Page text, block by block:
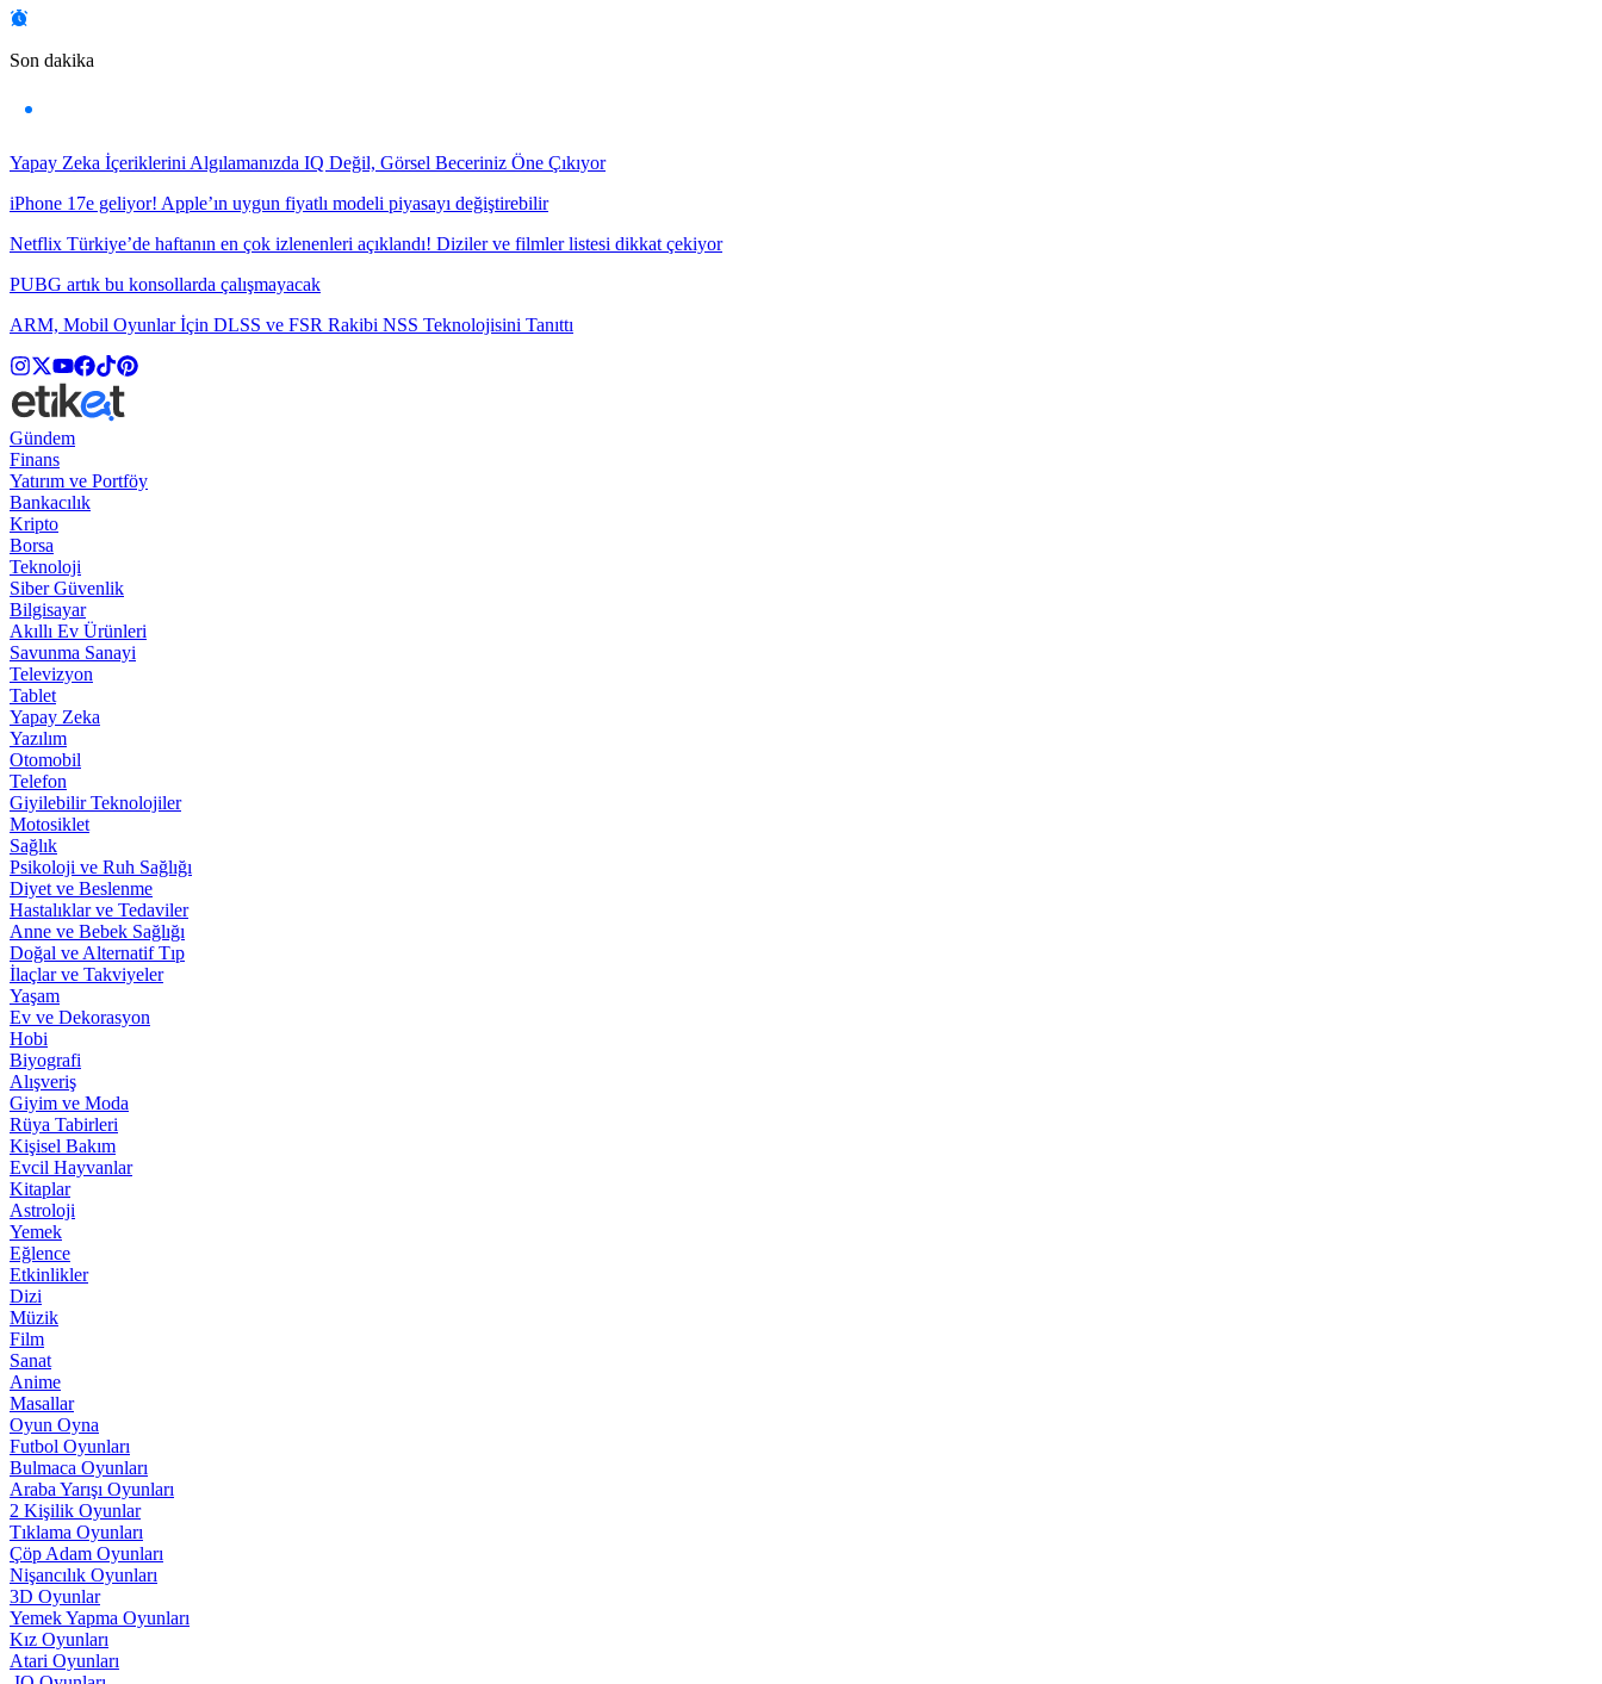
Son dakika
Yapay Zeka İçeriklerini Algılamanızda IQ Değil, Görsel Beceriniz Öne Çıkıyor
iPhone 17e geliyor! Apple’ın uygun fiyatlı modeli piyasayı değiştirebilir
Netflix Türkiye’de haftanın en çok izlenenleri açıklandı! Diziler ve filmler listesi dikkat çekiyor
PUBG artık bu konsollarda çalışmayacak
ARM, Mobil Oyunlar İçin DLSS ve FSR Rakibi NSS Teknolojisini Tanıttı
Gündem
Finans
Yatırım ve Portföy
Bankacılık
Kripto
Borsa
Teknoloji
Siber Güvenlik
Bilgisayar
Akıllı Ev Ürünleri
Savunma Sanayi
Televizyon
Tablet
Yapay Zeka
Yazılım
Otomobil
Telefon
Giyilebilir Teknolojiler
Motosiklet
Sağlık
Psikoloji ve Ruh Sağlığı
Diyet ve Beslenme
Hastalıklar ve Tedaviler
Anne ve Bebek Sağlığı
Doğal ve Alternatif Tıp
İlaçlar ve Takviyeler
Yaşam
Ev ve Dekorasyon
Hobi
Biyografi
Alışveriş
Giyim ve Moda
Rüya Tabirleri
Kişisel Bakım
Evcil Hayvanlar
Kitaplar
Astroloji
Yemek
Eğlence
Etkinlikler
Dizi
Müzik
Film
Sanat
Anime
Masallar
Oyun Oyna
Futbol Oyunları
Bulmaca Oyunları
Araba Yarışı Oyunları
2 Kişilik Oyunlar
Tıklama Oyunları
Çöp Adam Oyunları
Nişancılık Oyunları
3D Oyunlar
Yemek Yapma Oyunları
Kız Oyunları
Atari Oyunları